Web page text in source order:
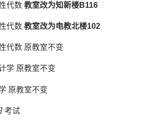
代数 教室改为知新楼B116
代数 教室改为电教北楼102
代数 原教室不变
学 原教室不变
原教室不变
考试